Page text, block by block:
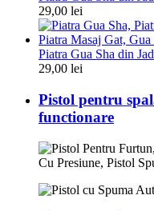
29,00 lei
Piatra Gua Sha din
29,00 lei
Pistol pentru
functionare